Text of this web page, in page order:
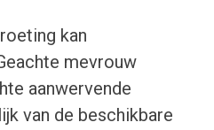
kan
mevrouw
aanwervende
van de beschikbare